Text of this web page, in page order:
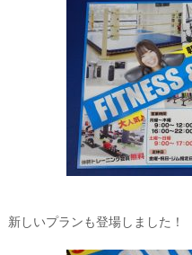
新しいプランも登場しました！